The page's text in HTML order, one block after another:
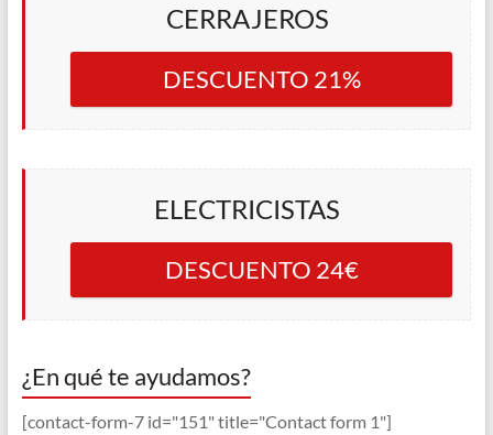
CERRAJEROS
DESCUENTO 21%
ELECTRICISTAS
DESCUENTO 24€
¿En qué te ayudamos?
[contact-form-7 id="151" title="Contact form 1"]